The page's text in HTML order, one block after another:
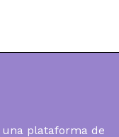
plataforma de